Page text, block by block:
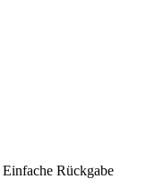
Einfache Rückgabe